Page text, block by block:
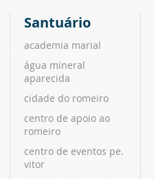
Santuário
academia marial
água mineral
aparecida
cidade do romeiro
centro de apoio ao
romeiro
centro de eventos pe.
vitor